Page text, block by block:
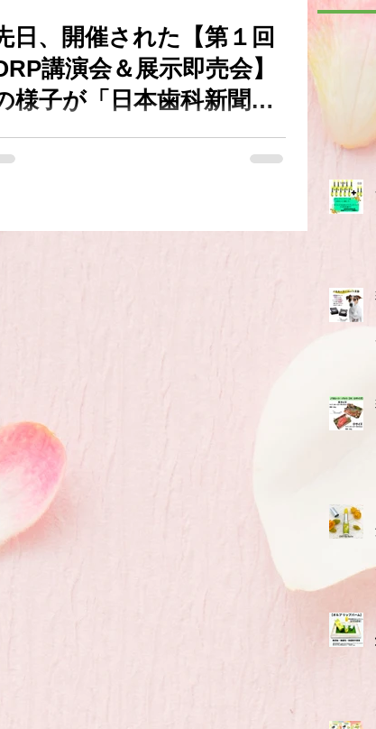
日、開催された【第１回
講演会＆展示即売会】
様子が「日本歯科新聞」
掲載されました。
日、2023年10月９日（月）に、 東京・
松町にある東京都立産業貿易センター開
掲載されました。